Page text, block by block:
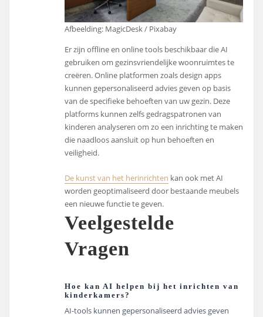
Afbeelding: MagicDesk / Pixabay
Er zijn offline en online tools beschikbaar die AI
gebruiken om gezinsvriendelijke woonruimtes te
creëren. Online platformen zoals design apps
kunnen gepersonaliseerd advies geven op basis
van de specifieke behoeften van uw gezin. Deze
platforms kunnen zelfs gedragspatronen van
kinderen analyseren om zo een inrichting te maken
die naadloos aansluit op hun behoeften en
veiligheid.
De kunst van het herinrichten kan ook met AI
worden geoptimaliseerd door bestaande meubels
een nieuwe functie te geven.
Veelgestelde
Vragen
Hoe kan AI helpen bij het inrichten van
kinderkamers?
AI-tools kunnen gepersonaliseerd advies geven